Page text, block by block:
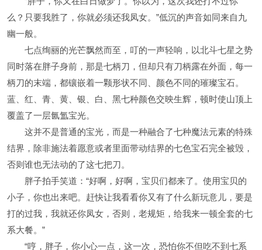
么？只要我胜了，你就必须还我凤女。”低沉的声音如同来自九
幽一般。
七点绚丽的光芒飘然而至，叮的一声轻响，以北斗七星之势
同时落在胖子身前，那是七柄刀，但却只有刀柄露在外面，每一
柄刀的末端，都镶嵌着一颗形状不同、颜色不同的璀璨宝石。
蓝、红、青、黄、银、白、黑七种颜色交映生辉，顿时使山顶上
覆盖了一层氤氲宝光。
这并不是普通的宝光，而是一种融合了七种魔法元素的特殊
结界，除非施法着愿意或者里面带动结界的七色宝石完全被毁，
否则谁也无法动的了这七把刀。
胖子拍手笑道：“好啊，好啊，宝贝们都来了。使用宝贝的
小子，你也出来吧。赶快让我看看你又有了什么新玩意儿，要是
打的过我，我就还你凤女，否则，老规矩，给我来一顿全套的七
系大餐。”
“哼，胖子，你小心一点，这一次，恐怕你不但吃不到七系